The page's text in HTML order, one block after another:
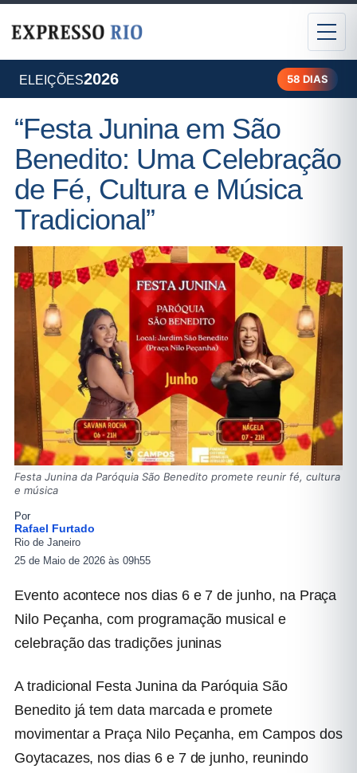
ELEIÇÕES2026 58 DIAS
“Festa Junina em São
Benedito: Uma Celebração
de Fé, Cultura e Música
Tradicional”
Festa Junina da Paróquia São Benedito promete reunir fé, cultura
e música
Por
Rafael Furtado
Rio de Janeiro
25 de Maio de 2026 às 09h55
Evento acontece nos dias 6 e 7 de junho, na Praça
Nilo Peçanha, com programação musical e
celebração das tradições juninas
A tradicional Festa Junina da Paróquia São
Benedito já tem data marcada e promete
movimentar a Praça Nilo Peçanha, em Campos dos
Goytacazes, nos dias 6 e 7 de junho, reunindo